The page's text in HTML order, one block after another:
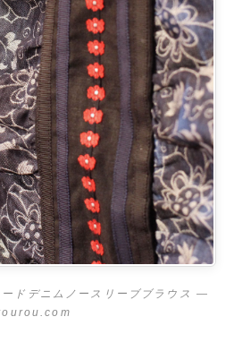
ドデニムノースリーブブラウス —